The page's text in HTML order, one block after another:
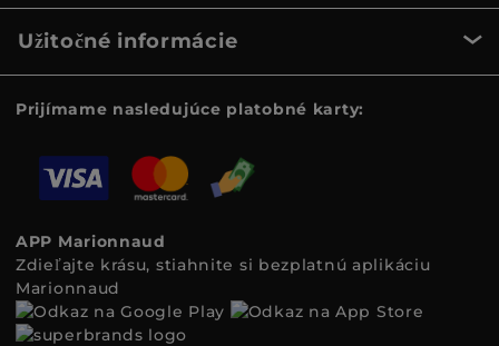
Užitočné informácie
Prijímame nasledujúce platobné karty:
APP Marionnaud
Zdieľajte krásu, stiahnite si bezplatnú aplikáciu
Marionnaud